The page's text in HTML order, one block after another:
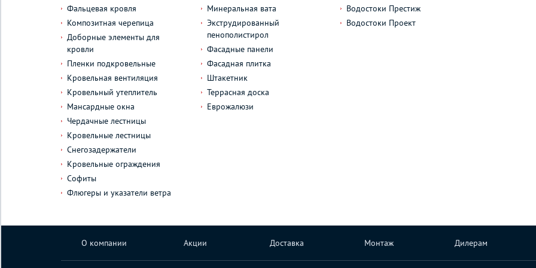
Фальцевая кровля
Композитная черепица
Доборные элементы для
кровли
Пленки подкровельные
Кровельная вентиляция
Кровельный утеплитель
Мансардные окна
Чердачные лестницы
Кровельные лестницы
Снегозадержатели
Кровельные ограждения
Софиты
Флюгеры и указатели ветра
Минеральная вата
Экструдированный
пенополистирол
Фасадные панели
Фасадная плитка
Штакетник
Террасная доска
Еврожалюзи
Водостоки Престиж
Водостоки Проект
О компании Акции Доставка Монтаж Дилерам